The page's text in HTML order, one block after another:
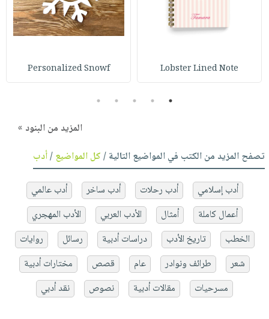
Lobster Lined Note
Personalized Snowf
1
2
3
4
5
المزيد من البنود »
تصفح المزيد من الكتب في المواضيع التالية /كل المواضيع/أدب
أدب إسلامي أدب رحلات أدب ساخر
أدب عالمي
أعمال كاملة
أمثال الأدب العربي
الأدب المهجري
الخطب
تاريخ الأدب دراسات أدبية رسائل
روايات
شعر
طرائف ونوادر عام قصص
مختارات أدبية
مسرحيات
مقالات أدبية نصوص نقد أدبي